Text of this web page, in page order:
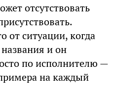
отсутствовать
от ситуации, когда
и он
по исполнителю —
на каждый